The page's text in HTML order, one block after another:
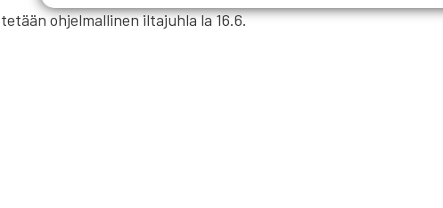
ohjelmallinen iltajuhla la 16.6.